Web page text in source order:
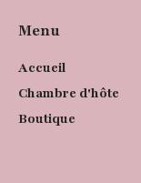
Menu
Accueil
Chambre d'hôte
Boutique